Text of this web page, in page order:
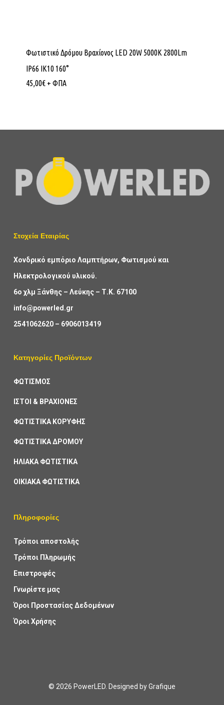
Φωτιστικό Δρόμου Βραχίονος LED 20W 5000K 2800Lm
IP66 ΙΚ10 160°
45,00€ + ΦΠΑ
Στοχεία Εταιρίας
Χονδρικό εμπόριο Λαμπτήρων, Φωτισμού και
Ηλεκτρολογικού υλικού.
6ο χλμ Ξάνθης – Λεύκης – Τ.Κ. 67100
info@powerled.gr
2541062620– 6906013419
Κατηγορίες Προϊόντων
ΦΩΤΙΣΜΟΣ
ΙΣΤΟΙ & ΒΡΑΧΙΟΝΕΣ
ΦΩΤΙΣΤΙΚΑ ΚΟΡΥΦΗΣ
ΦΩΤΙΣΤΙΚΑ ΔΡΟΜΟΥ
ΗΛΙΑΚΑ ΦΩΤΙΣΤΙΚΑ
ΟΙΚΙΑΚΑ ΦΩΤΙΣΤΙΚΑ
Πληροφορίες
Τρόποι αποστολής
Τρόποι Πληρωμής
Επιστροφές
Γνωρίστε μας
Όροι Προστασίας Δεδομένων
Όροι Χρήσης
© 2026 PowerLED. Designed byGrafique